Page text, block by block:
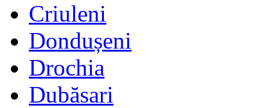
Criuleni
Dondușeni
Drochia
Dubăsari